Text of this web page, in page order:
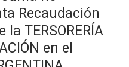
Recaudación
TERSORERÍA
en el